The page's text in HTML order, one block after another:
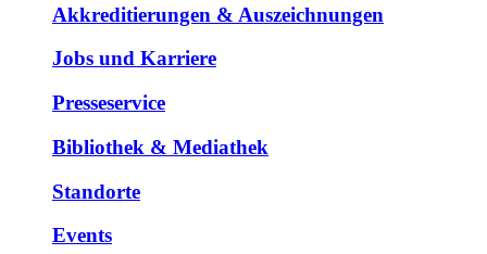
Akkreditierungen & Auszeichnungen
Jobs und Karriere
Presseservice
Bibliothek & Mediathek
Standorte
Events